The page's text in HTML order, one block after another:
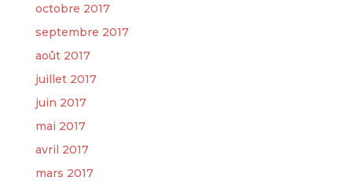
octobre 2017
septembre 2017
août 2017
juillet 2017
juin 2017
mai 2017
avril 2017
mars 2017